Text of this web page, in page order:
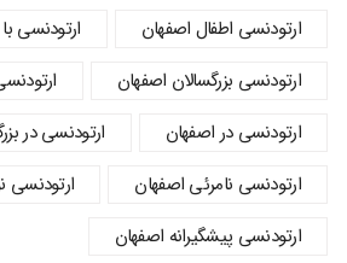
ارتودنسي اطفال اصفهان
ارتودنسی
ارتودنسی بزرگسالان اصفهان
ارتودنسی در اصفهان
ارتودنسی در
ارتودنسی نامرئی اصفهان
ارتودنسی
ارتودنسی پیشگیرانه اصفهان